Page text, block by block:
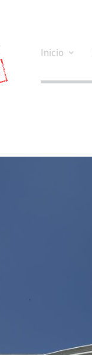
Inicio